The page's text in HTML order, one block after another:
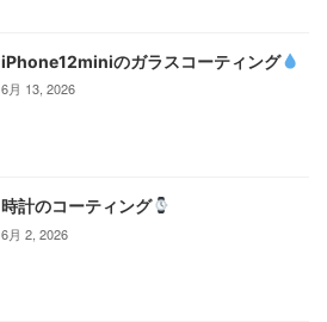
iPhone12miniのガラスコーティング‪
6月 13, 2026
時計のコーティング
6月 2, 2026